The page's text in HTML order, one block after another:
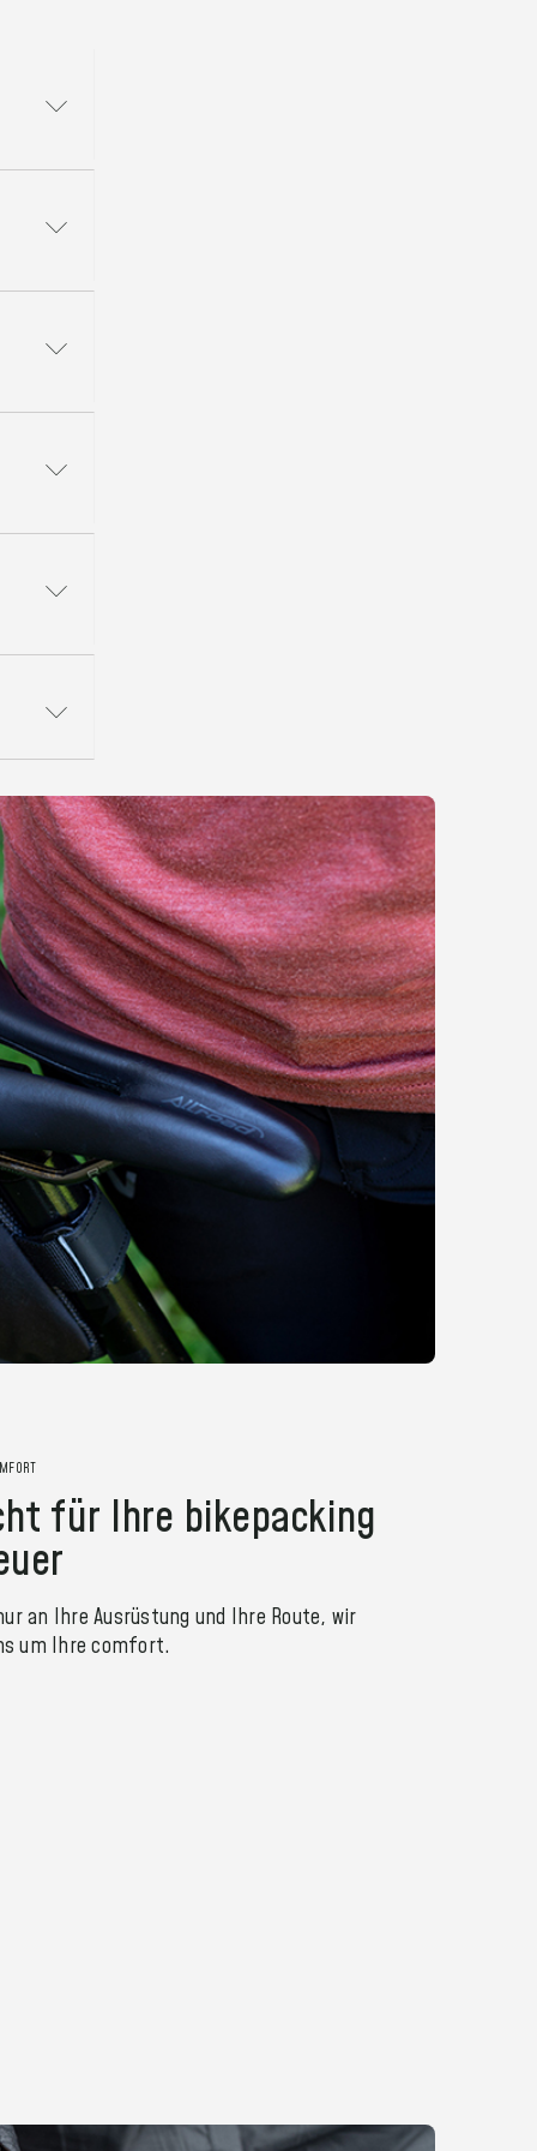
für Ihre bikepacking
an Ihre Ausrüstung und Ihre Route, wir
um Ihre comfort.